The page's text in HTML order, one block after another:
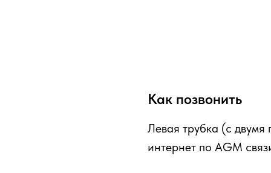
Левая трубка (с
интернет по AGM
Как позвонить